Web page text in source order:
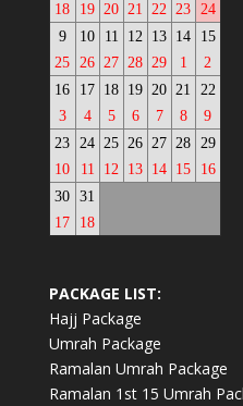
18
19 20 21
22 23 24
9
25
10
26
11
27
12
28
13
29
14
1
15
2
16
3
17
4
18
5
19
6
20
7
21
8
22
9
23
10
24
11
25
12
26
13
27
14
28
15
29
16
30
17
31
18
PACKAGE LIST:
Hajj Package
Umrah Package
Ramalan Umrah Package
Ramalan 1st 15 Umrah